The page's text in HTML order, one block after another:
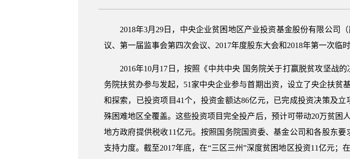
2018年3月29日，中央企业贫困地区产业投资基金股份有限公司
议、第一届监事会第四次会议、2017年度股东大会和2018年第一次临
2016年10月17日，按照《中共中央 国务院关于打赢脱贫攻坚战
务院扶贫办参与发起，51家中央企业参与首期出资，设立了央企扶贫
和探索，已投资项目41个，投资金额达86亿元，已完成投资决策及
殊困难地区全覆盖。这些投资项目完全投产后，预计可带动20万贫困
地方政府提供税收11亿元。按照国务院国资委、基金公司和各股东
支持力度。截至2017年底，在“三区三州”深度贫困地区投资11亿元